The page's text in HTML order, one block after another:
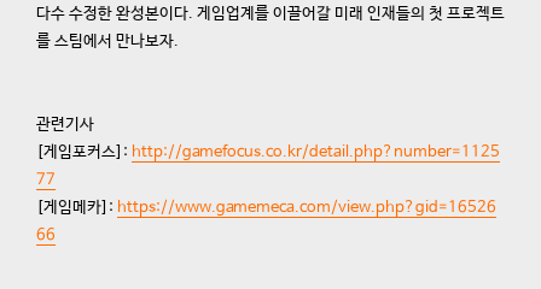
다수 수정한 완성본이다. 게임업계를 이끌어갈 미래 인재들의 첫 프로젝트
를 스팀에서 만나보자.
관련기사
[게임포커스]: http://gamefocus.co.kr/detail.php?number=1125
77
[게임메카]: https://www.gamemeca.com/view.php?gid=16526
66